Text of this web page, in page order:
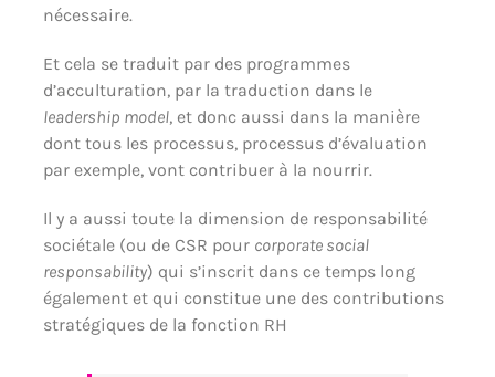
nécessaire.
Et cela se traduit par des programmes
d’acculturation, par la traduction dans le
leadership model, et donc aussi dans la manière
dont tous les processus, processus d’évaluation
par exemple, vont contribuer à la nourrir.
Il y a aussi toute la dimension de responsabilité
sociétale (ou de CSR pour corporate social
responsability) qui s’inscrit dans ce temps long
également et qui constitue une des contributions
stratégiques de la fonction RH